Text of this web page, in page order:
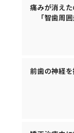
痛みが消え
「智歯周
前歯の神経